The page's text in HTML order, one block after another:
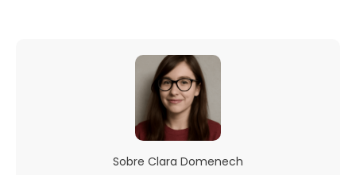
Sobre Clara Domenech